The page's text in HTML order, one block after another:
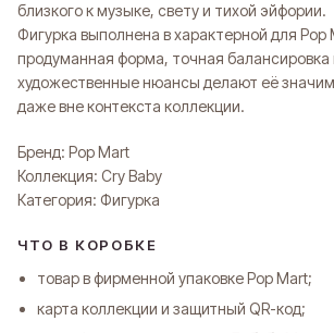
близкого к музыке, свету и тихой эйфории.
Фигурка выполнена в характерной для Pop
продуманная форма, точная балансировка
художественные нюансы делают её
даже вне контекста коллекции.
Бренд: Pop Mart
Коллекция: Cry Baby
Категория: Фигурка
ЧТО В КОРОБКЕ
товар в фирменной упаковке Pop Mart;
карта коллекции и защитный QR-код;
Оплатите сегодня 25% стоимости
любого банка, остальное — тремя
в две недели.
25%
Как обычная оплата